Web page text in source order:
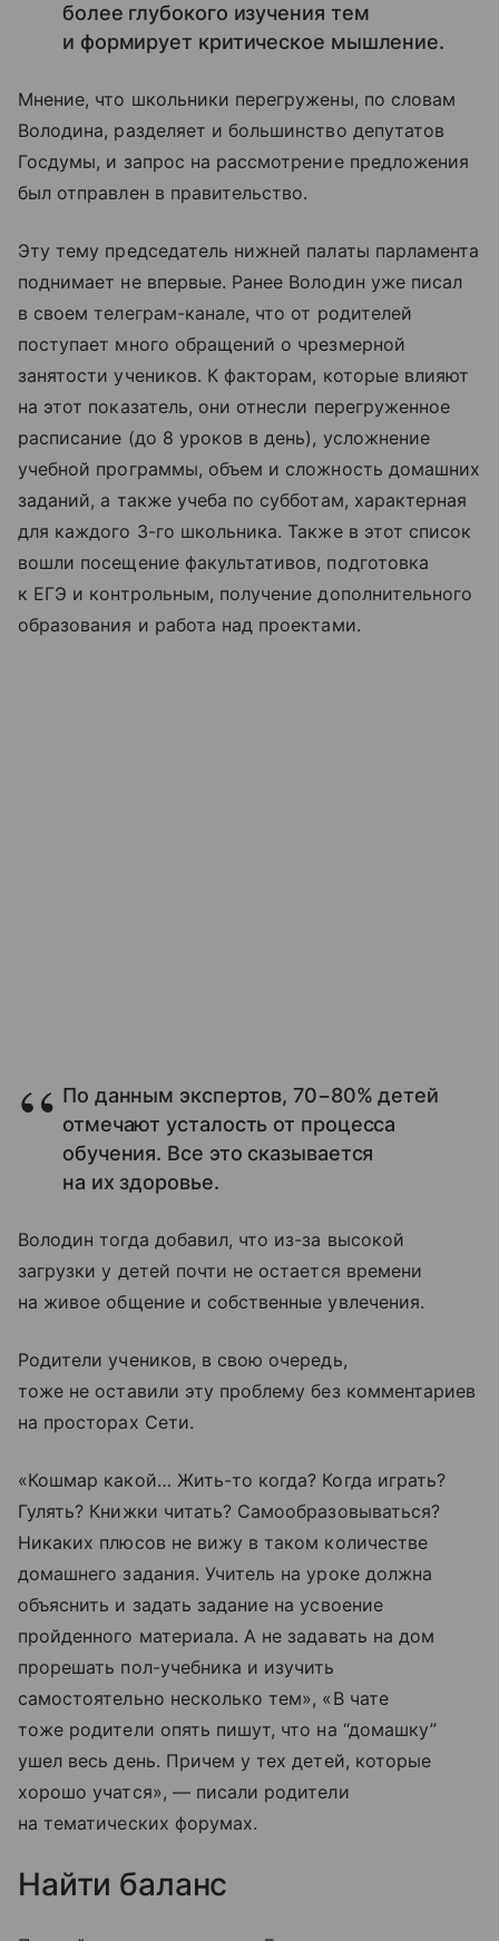
более глубокого изучения тем
и формирует критическое мышление.
Мнение, что школьники перегружены, по словам
Володина, разделяет и большинство депутатов
Госдумы, и запрос на рассмотрение предложения
был отправлен в правительство.
Эту тему председатель нижней палаты парламента
поднимает не впервые. Ранее Володин уже писал
в своем телеграм-канале, что от родителей
поступает много обращений о чрезмерной
занятости учеников. К факторам, которые влияют
на этот показатель, они отнесли перегруженное
расписание (до 8 уроков в день), усложнение
учебной программы, объем и сложность домашних
заданий, а также учеба по субботам, характерная
для каждого 3-го школьника. Также в этот список
вошли посещение факультативов, подготовка
к ЕГЭ и контрольным, получение дополнительного
образования и работа над проектами.
По данным экспертов, 70−80% детей
отмечают усталость от процесса
обучения. Все это сказывается
на их здоровье.
Володин тогда добавил, что из-за высокой
загрузки у детей почти не остается времени
на живое общение и собственные увлечения.
Родители учеников, в свою очередь,
тоже не оставили эту проблему без комментариев
на просторах Сети.
«Кошмар какой… Жить-то когда? Когда играть?
Гулять? Книжки читать? Самообразовываться?
Никаких плюсов не вижу в таком количестве
домашнего задания. Учитель на уроке должна
объяснить и задать задание на усвоение
пройденного материала. А не задавать на дом
прорешать пол-учебника и изучить
самостоятельно несколько тем», «В чате
тоже родители опять пишут, что на “домашку”
ушел весь день. Причем у тех детей, которые
хорошо учатся», — писали родители
на тематических форумах.
Найти баланс